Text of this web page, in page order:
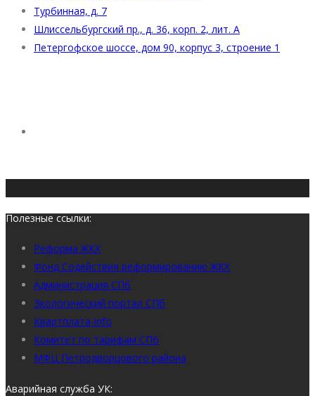
Турбинная, д. 7
Шлиссельбургский пр., д. 36, корп. 2, лит. А
Петергофское шоссе, дом 90, корпус 3, строение 1
Полезные ссылки:
Реформа ЖКХ
Фонд Содействия реформированию ЖКХ
Администрация СПб
Экологический портал СПб
Квартплата-info
Комитет по тарифам СПб
МФЦ Петродворцового района
Аварийная служба УК: